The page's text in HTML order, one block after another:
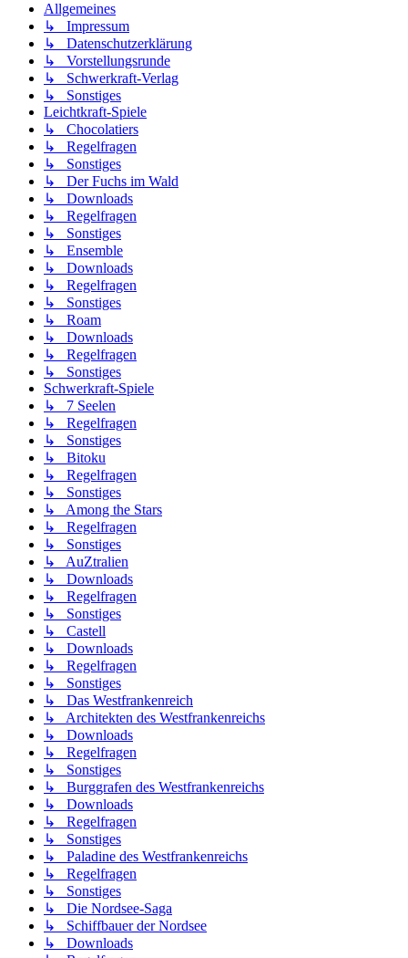
Allgemeines
↳ Impressum
↳ Datenschutzerklärung
↳ Vorstellungsrunde
↳ Schwerkraft-Verlag
↳ Sonstiges
Leichtkraft-Spiele
↳ Chocolatiers
↳ Regelfragen
↳ Sonstiges
↳ Der Fuchs im Wald
↳ Downloads
↳ Regelfragen
↳ Sonstiges
↳ Ensemble
↳ Downloads
↳ Regelfragen
↳ Sonstiges
↳ Roam
↳ Downloads
↳ Regelfragen
↳ Sonstiges
Schwerkraft-Spiele
↳ 7 Seelen
↳ Regelfragen
↳ Sonstiges
↳ Bitoku
↳ Regelfragen
↳ Sonstiges
↳ Among the Stars
↳ Regelfragen
↳ Sonstiges
↳ AuZtralien
↳ Downloads
↳ Regelfragen
↳ Sonstiges
↳ Castell
↳ Downloads
↳ Regelfragen
↳ Sonstiges
↳ Das Westfrankenreich
↳ Architekten des Westfrankenreichs
↳ Downloads
↳ Regelfragen
↳ Sonstiges
↳ Burggrafen des Westfrankenreichs
↳ Downloads
↳ Regelfragen
↳ Sonstiges
↳ Paladine des Westfrankenreichs
↳ Regelfragen
↳ Sonstiges
↳ Die Nordsee-Saga
↳ Schiffbauer der Nordsee
↳ Downloads